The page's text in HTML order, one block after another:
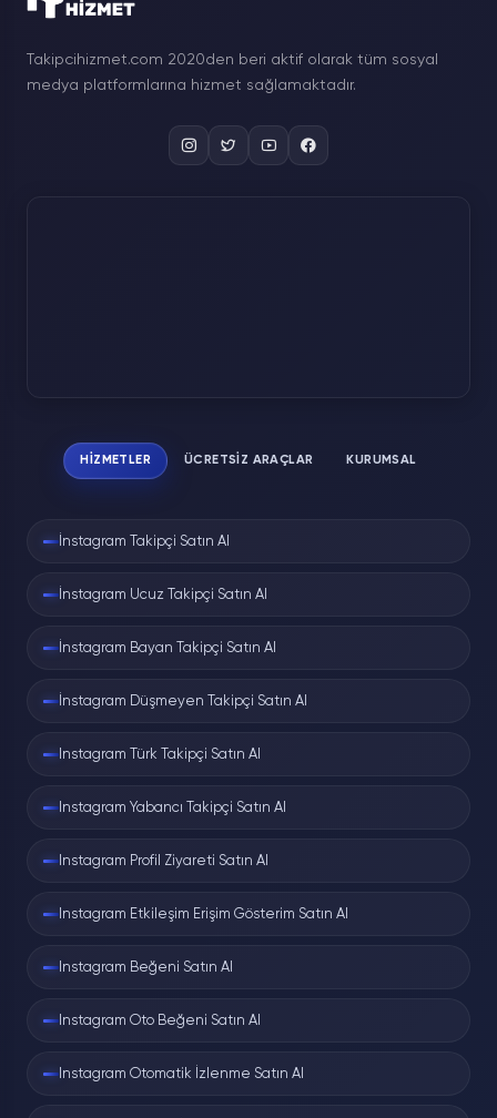
Takipcihizmet.com 2020den beri aktif olarak tüm sosyal
medya platformlarına hizmet sağlamaktadır.
HIZMETLER ÜCRETSIZ ARAÇLAR KURUMSAL
İnstagram Takipçi Satın Al
İnstagram Ucuz Takipçi Satın Al
İnstagram Bayan Takipçi Satın Al
İnstagram Düşmeyen Takipçi Satın Al
Instagram Türk Takipçi Satın Al
Instagram Yabancı Takipçi Satın Al
Instagram Profil Ziyareti Satın Al
Instagram Etkileşim Erişim Gösterim Satın Al
Instagram Beğeni Satın Al
Instagram Oto Beğeni Satın Al
Instagram Otomatik İzlenme Satın Al